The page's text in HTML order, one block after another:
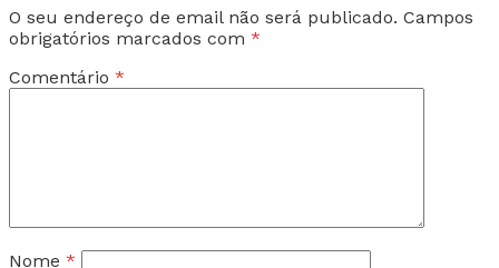
O seu endereço de email não será publicado. Campos
obrigatórios marcados com *
Comentário *
Nome *